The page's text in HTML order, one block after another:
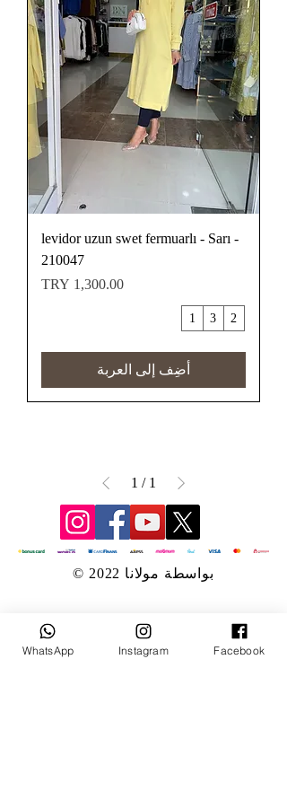
levidor uzun swet fermuarlı - Sarı -
210047
السعر
2
3
1
أضِف إلى العربة
1
/
1
© 2022 بواسطة مولانا
WhatsApp Instagram Facebook